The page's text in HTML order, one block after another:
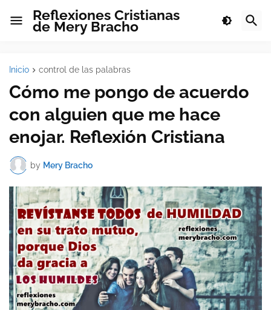
Reflexiones Cristianas
de Mery Bracho
Inicio control de las palabras
Cómo me pongo de acuerdo
con alguien que me hace
enojar. Reflexión Cristiana
by Mery Bracho